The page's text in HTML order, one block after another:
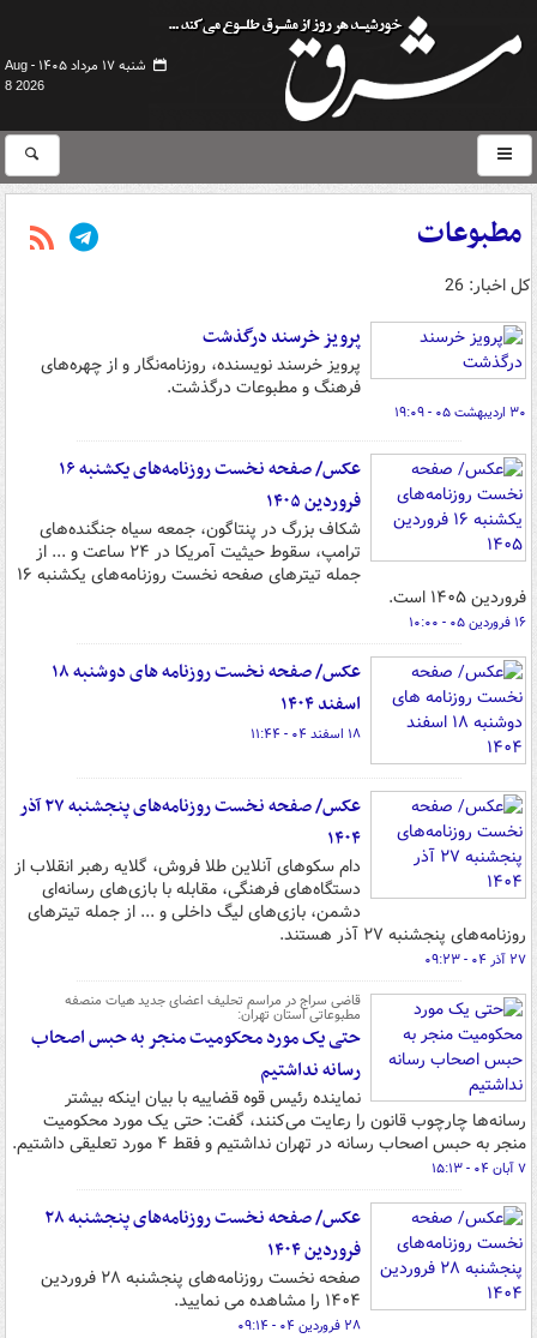
شنبه ۱۷ مرداد ۱۴۰۵ -
Aug
8 2026
مطبوعات
کل اخبار: 26
پرویز خرسند درگذشت
پرویز خرسند نویسنده، روزنامه‌نگار و از چهره‌های
فرهنگ و مطبوعات درگذشت.
۳۰ اردیبهشت ۰۵ - ۱۹:۰۹
عکس/ صفحه نخست روزنامه‌های یکشنبه ۱۶
فروردین ۱۴۰۵
شکاف بزرگ در پنتاگون، جمعه سیاه جنگنده‌های
ترامپ، سقوط حیثیت آمریکا در ۲۴ ساعت و ... از
جمله تیترهای صفحه نخست روزنامه‌های یکشنبه ۱۶
فروردین ۱۴۰۵ است.
۱۶ فروردین ۰۵ - ۱۰:۰۰
عکس/ صفحه نخست روزنامه های دوشنبه ۱۸
اسفند ۱۴۰۴
۱۸ اسفند ۰۴ - ۱۱:۴۴
عکس/ صفحه نخست روزنامه‌های‌ پنجشنبه ۲۷ آذر
۱۴۰۴
دام سکوهای آنلاین طلا فروش، گلایه رهبر انقلاب از
دستگاه‌های فرهنگی، مقابله با بازی‌های رسانه‌ای
دشمن، بازی‌های لیگ داخلی و ... از جمله تیترهای
روزنامه‌های پنجشنبه ۲۷ آذر هستند.
۲۷ آذر ۰۴ - ۰۹:۲۳
قاضی سراج در مراسم تحلیف اعضای جدید هیات منصفه
مطبوعاتی استان تهران:
حتی یک مورد محکومیت منجر به حبس اصحاب
رسانه نداشتیم
نماینده رئیس قوه قضاییه با بیان اینکه بیشتر
رسانه‌ها چارچوب قانون را رعایت می‌کنند، گفت: حتی یک مورد محکومیت
منجر به حبس اصحاب رسانه در تهران نداشتیم و فقط ۴ مورد تعلیقی داشتیم.
۷ آبان ۰۴ - ۱۵:۱۳
عکس/ صفحه نخست روزنامه‌های پنجشنبه ۲۸
فروردین ۱۴۰۴
صفحه نخست روزنامه‌های پنجشنبه ۲۸ فروردین
۱۴۰۴ را مشاهده می نمایید.
۲۸ فروردین ۰۴ - ۰۹:۱۴